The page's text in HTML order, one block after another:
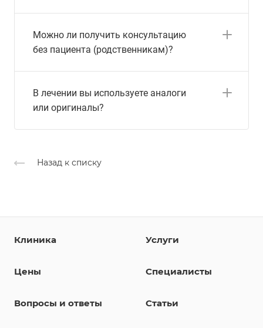
Можно ли получить консультацию
без пациента (родственникам)?
В лечении вы используете аналоги
или оригиналы?
Назад к списку
Клиника Услуги
Цены Специалисты
Вопросы и ответы Статьи